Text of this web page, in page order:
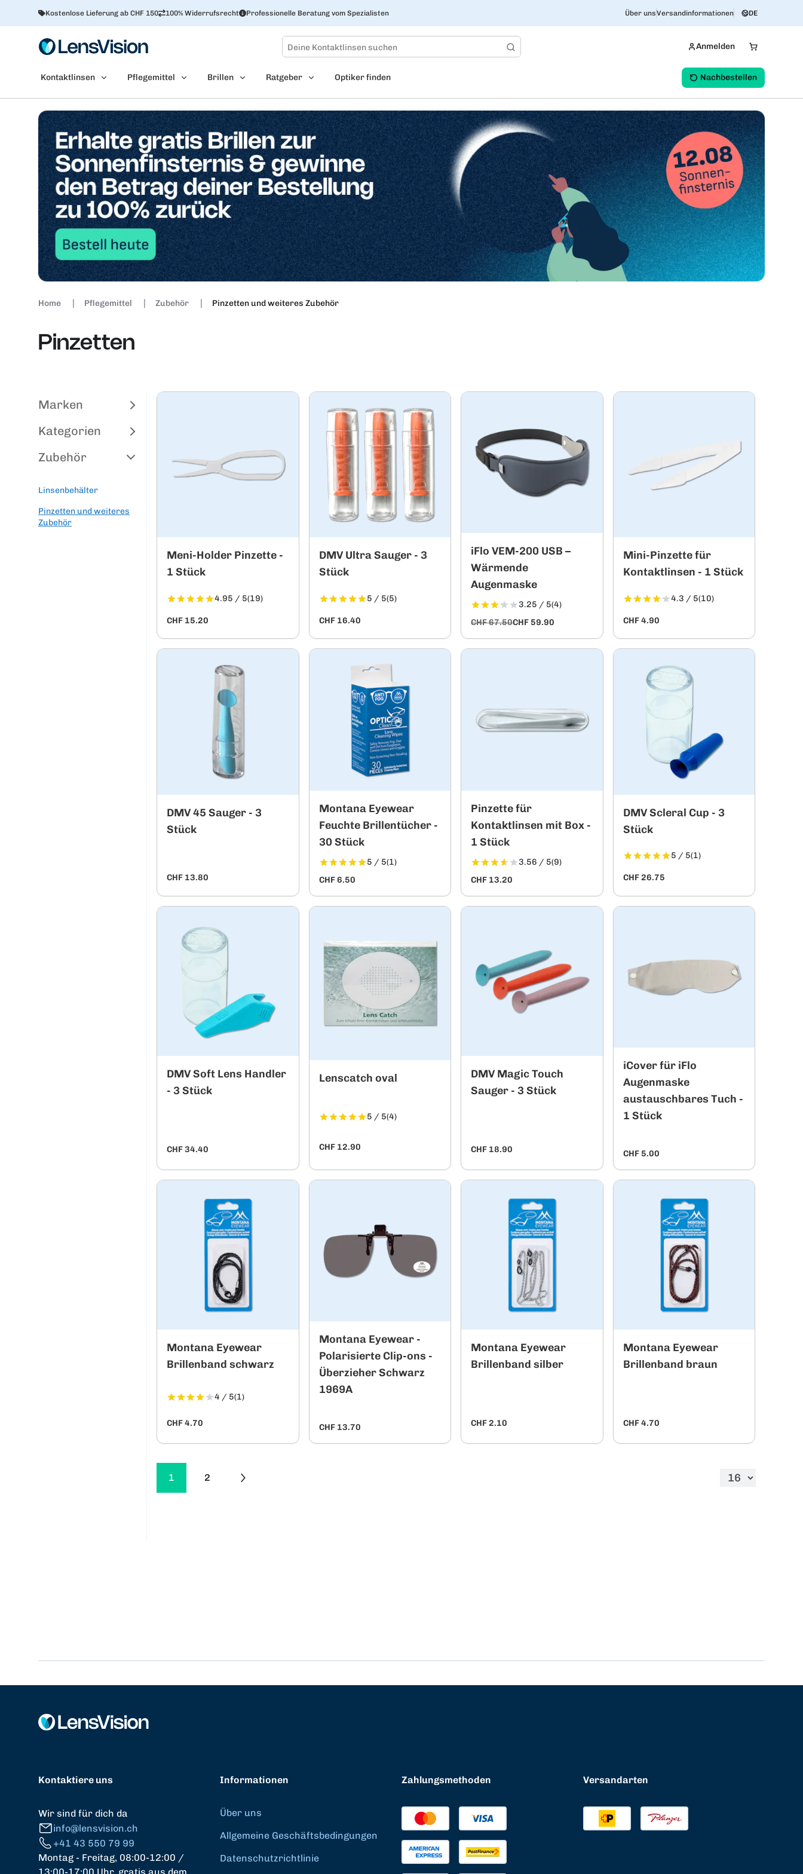
Kostenlose Lieferung ab CHF 150 100% Widerrufsrecht Professionelle Beratung vom Spezialisten Über unsVersandinformationen DE
Anmelden
Kontaktlinsen Pflegemittel Brillen Ratgeber Optiker finden Nachbestellen
Home Pflegemittel Zubehör Pinzetten und weiteres Zubehör
Pinzetten
Marken
Kategorien
Zubehör
Linsenbehälter
Pinzetten und weiteres
Zubehör
Meni-Holder Pinzette -
1 Stück
4.95 / 5(19)
CHF 15.20
DMV Ultra Sauger - 3
Stück
5 / 5(5)
CHF 16.40
iFlo VEM-200 USB –
Wärmende
Augenmaske
3.25 / 5(4)
CHF 67.50CHF 59.90
Mini-Pinzette für
Kontaktlinsen - 1 Stück
4.3 / 5(10)
CHF 4.90
DMV 45 Sauger - 3
Stück
CHF 13.80
Montana Eyewear
Feuchte Brillentücher -
30 Stück
5 / 5(1)
CHF 6.50
Pinzette für
Kontaktlinsen mit Box -
1 Stück
3.56 / 5(9)
CHF 13.20
DMV Scleral Cup - 3
Stück
5 / 5(1)
CHF 26.75
DMV Soft Lens Handler
- 3 Stück
CHF 34.40
Lenscatch oval
5 / 5(4)
CHF 12.90
DMV Magic Touch
Sauger - 3 Stück
CHF 18.90
iCover für iFlo
Augenmaske
austauschbares Tuch -
1 Stück
CHF 5.00
Montana Eyewear
Brillenband schwarz
4 / 5(1)
CHF 4.70
Montana Eyewear -
Polarisierte Clip-ons -
Überzieher Schwarz
1969A
CHF 13.70
Montana Eyewear
Brillenband silber
CHF 2.10
Montana Eyewear
Brillenband braun
CHF 4.70
1 2
Kontaktiere uns
Wir sind für dich da
info@lensvision.ch
+41 43 550 79 99
Montag - Freitag, 08:00-12:00 /
Informationen
Über uns
Allgemeine Geschäftsbedingungen
Datenschutzrichtlinie
Zahlungsmethoden Versandarten